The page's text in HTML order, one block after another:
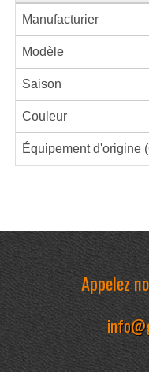
Manufacturier
Modèle
Saison
Couleur
Équipement d'origine
Appelez